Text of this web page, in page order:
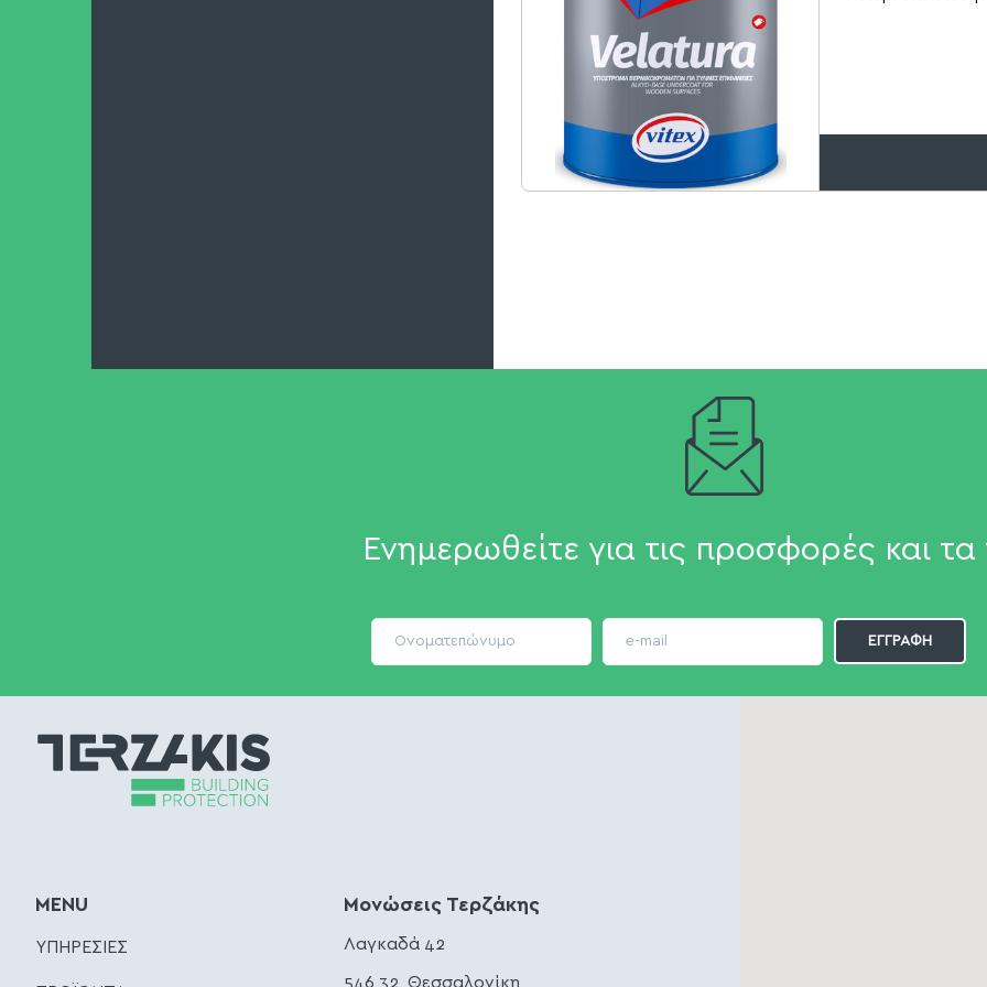
Ενημερωθείτε για τις προσφορές και
MENU
ΥΠΗΡΕΣΙΕΣ
Μονώσεις Τερζάκης
Λαγκαδά 42
546 32, Θεσσαλονίκη